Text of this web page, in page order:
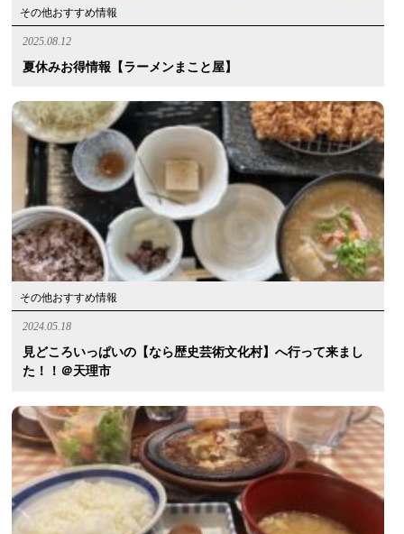
その他おすすめ情報
2025.08.12
夏休みお得情報【ラーメンまこと屋】
その他おすすめ情報
2024.05.18
見どころいっぱいの【なら歴史芸術文化村】へ行って来まし
た！！＠天理市